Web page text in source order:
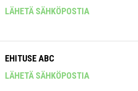
LÄHETÄ SÄHKÖPOSTIA
EHITUSE ABC
LÄHETÄ SÄHKÖPOSTIA